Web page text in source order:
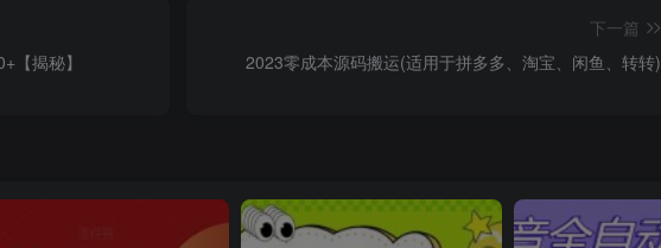
【揭秘】
下一篇
2023零成本源码搬运(适用于拼多多、淘宝、闲鱼、转转)